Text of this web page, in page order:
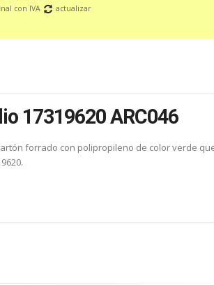
con IVA actualizar
17319620 ARC046
forrado con polipropileno de color verde